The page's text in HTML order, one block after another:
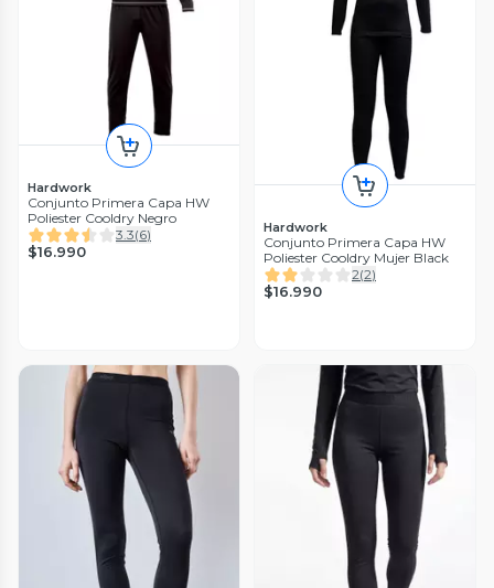
Hardwork
Conjunto Primera Capa HW
Poliester Cooldry Negro
3.3(6)
$16.990
Hardwork
Conjunto Primera Capa HW
Poliester Cooldry Mujer Black
2(2)
$16.990